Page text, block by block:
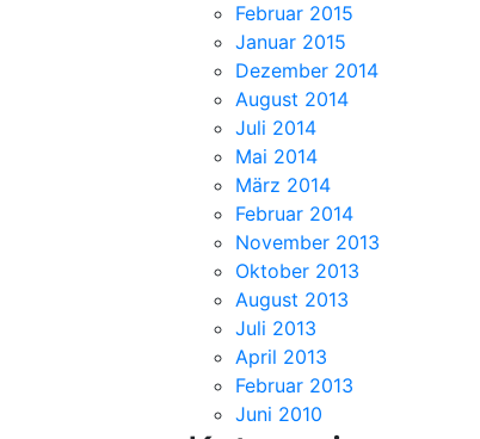
Februar 2015
Januar 2015
Dezember 2014
August 2014
Juli 2014
Mai 2014
März 2014
Februar 2014
November 2013
Oktober 2013
August 2013
Juli 2013
April 2013
Februar 2013
Juni 2010